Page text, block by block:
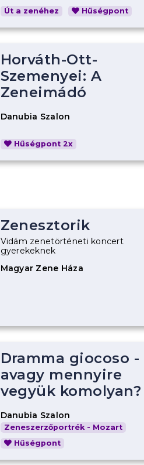
Út a zenéhez Hűségpont
Horváth-Ott-
Szemenyei: A
Zeneimádó
Danubia Szalon
Hűségpont 2x
Zenesztorik
Vidám zenetörténeti koncert
gyerekeknek
Magyar Zene Háza
Dramma giocoso -
avagy mennyire
vegyük komolyan?
Danubia Szalon
Zeneszerzőportrék - Mozart
Hűségpont